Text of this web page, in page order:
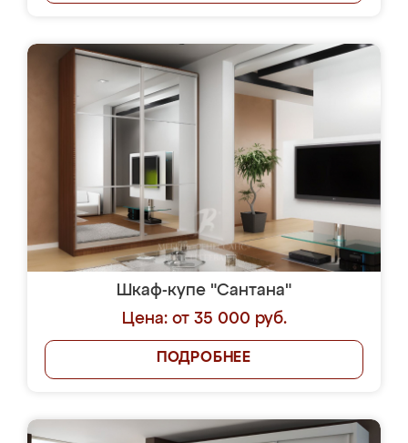
Шкаф-купе "Сантана"
Цена: от 35 000 руб.
ПОДРОБНЕЕ